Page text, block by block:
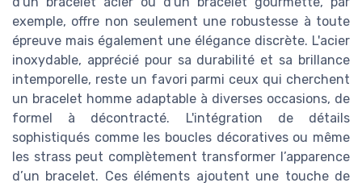
exemple, offre non seulement une robustesse à toute
épreuve mais également une élégance discrète. L'acier
inoxydable, apprécié pour sa durabilité et sa brillance
intemporelle, reste un favori parmi ceux qui cherchent
un bracelet homme adaptable à diverses occasions, de
formel à décontracté. L'intégration de détails
sophistiqués comme les boucles décoratives ou même
les strass peut complètement transformer l’apparence
d’un bracelet. Ces éléments ajoutent une touche de